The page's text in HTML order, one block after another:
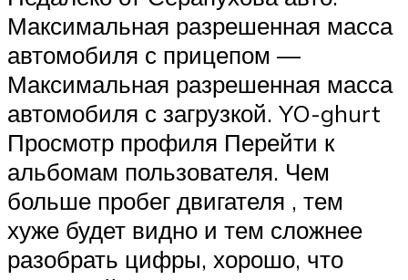
Максимальная разрешенная масса
автомобиля с прицепом —
Максимальная разрешенная масса
автомобиля с загрузкой. YO-ghurt
Просмотр профиля Перейти к
альбомам пользователя. Чем
больше пробег двигателя , тем
хуже будет видно и тем сложнее
разобрать цифры, хорошо, что